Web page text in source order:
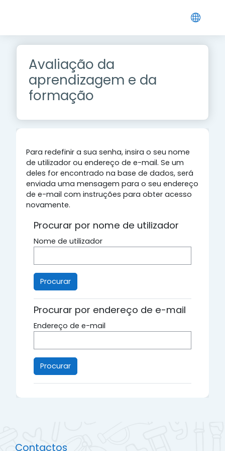
Avaliação da
aprendizagem e da
formação
Para redefinir a sua senha, insira o seu nome
de utilizador ou endereço de e-mail. Se um
deles for encontrado na base de dados, será
enviada uma mensagem para o seu endereço
de e-mail com instruções para obter acesso
novamente.
Procurar por nome de utilizador
Nome de utilizador
Procurar por endereço de e-mail
Endereço de e-mail
Contactos